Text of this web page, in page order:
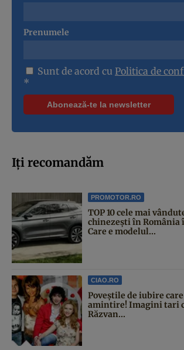
Prenumele
Sunt de acord cu Politica de
*
Iți recomandăm
PROMOTOR.RO
TOP 10 cele mai
chinezești în România
Care e modelul...
CIAO.RO
Poveştile de iubire
amintire! Imagini tari
Răzvan...